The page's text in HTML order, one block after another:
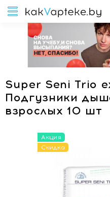
Super Seni Trio
Подгузники
взрослых 10 шт
Акция
Скидка